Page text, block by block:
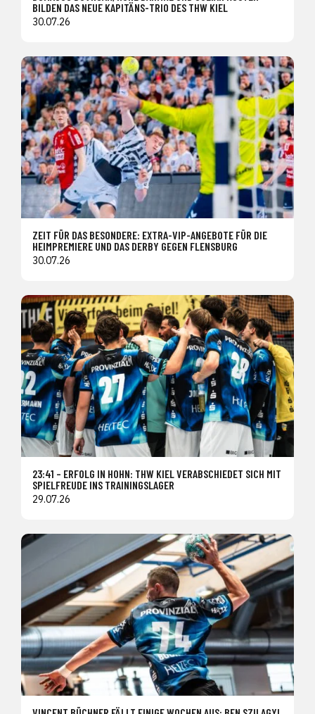
BILDEN DAS NEUE KAPITÄNS-TRIO DES THW KIEL
30.07.26
ZEIT FÜR DAS BESONDERE: EXTRA-VIP-ANGEBOTE FÜR DIE
HEIMPREMIERE UND DAS DERBY GEGEN FLENSBURG
30.07.26
23:41 – ERFOLG IN HOHN: THW KIEL VERABSCHIEDET SICH MIT
SPIELFREUDE INS TRAININGSLAGER
29.07.26